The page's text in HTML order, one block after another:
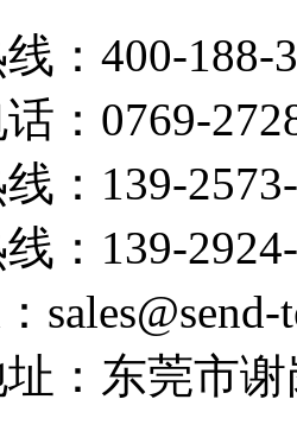
：400-188-
：0769-
：139-
：139-
sales@send-
：东莞市